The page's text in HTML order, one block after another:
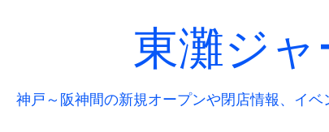
東灘ジ
神戸～阪神間の新規オープンや閉店情報、イ